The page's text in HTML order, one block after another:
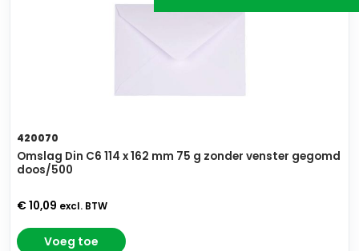
420070
Omslag Din C6 114 x 162 mm 75 g zonder venster gegomd
doos/500
€ 10,09 excl. BTW
Voeg toe